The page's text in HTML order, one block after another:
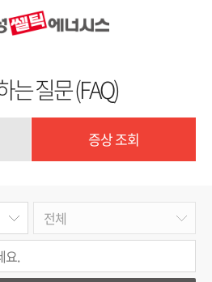
는 질문 (FAQ)
증상 조회